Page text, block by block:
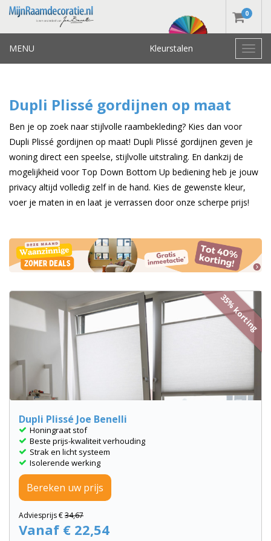
0
MENU Kleurstalen
Dupli Plissé gordijnen op maat
Ben je op zoek naar stijlvolle raambekleding? Kies dan voor
Dupli Plissé gordijnen op maat! Dupli Plissé gordijnen geven je
woning direct een speelse, stijlvolle uitstraling. En dankzij de
mogelijkheid voor Top Down Bottom Up bediening heb je jouw
privacy altijd volledig zelf in de hand. Kies de gewenste kleur,
voer je maten in en laat je verrassen door onze scherpe prijs!
35% korting
Dupli Plissé Joe Benelli
Honingraat stof
Beste prijs-kwaliteit verhouding
Strak en licht systeem
Isolerende werking
Bereken uw prijs
Adviesprijs €34,67
Vanaf € 22,54